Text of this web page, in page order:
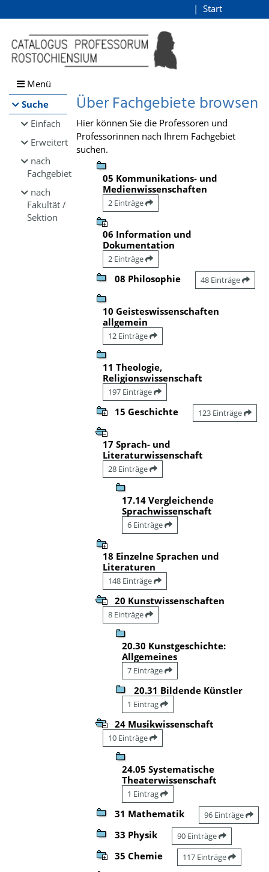
Browsen
direkt zum Inhalt
Start
Menü
Suche
Einfach
Erweitert
nach
Fachgebiet
nach
Fakultät /
Sektion
Über Fachgebiete browsen
Hier können Sie die Professoren und
Professorinnen nach Ihrem Fachgebiet
suchen.
05 Kommunikations- und
Medienwissenschaften
2 Einträge
06 Information und
Dokumentation
2 Einträge
08 Philosophie 48 Einträge
10 Geisteswissenschaften
allgemein
12 Einträge
11 Theologie,
Religionswissenschaft
197 Einträge
15 Geschichte 123 Einträge
17 Sprach- und
Literaturwissenschaft
28 Einträge
17.14 Vergleichende
Sprachwissenschaft
6 Einträge
18 Einzelne Sprachen und
Literaturen
148 Einträge
20 Kunstwissenschaften
8 Einträge
20.30 Kunstgeschichte:
Allgemeines
7 Einträge
20.31 Bildende Künstler
1 Eintrag
24 Musikwissenschaft
10 Einträge
24.05 Systematische
Theaterwissenschaft
1 Eintrag
31 Mathematik 96 Einträge
33 Physik 90 Einträge
35 Chemie 117 Einträge